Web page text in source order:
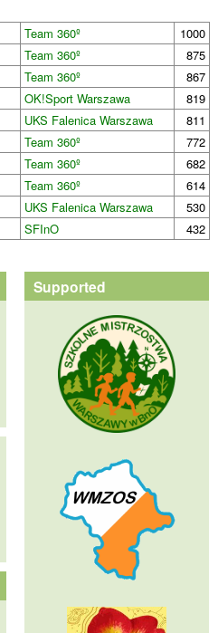
Team 360º
1000
Team 360º
875
Team 360º
867
OK!Sport Warszawa
819
UKS Falenica Warszawa
811
Team 360º
772
Team 360º
682
Team 360º
614
UKS Falenica Warszawa
530
SFInO 432
Supported